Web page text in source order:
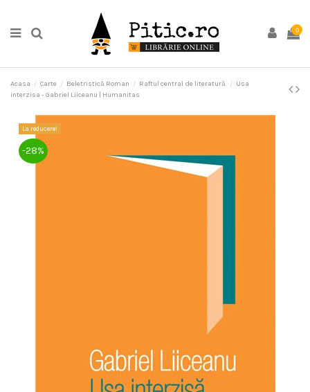
0
Acasa Carte Beletristică Roman Raftul central de literatură
Usa
interzisa - Gabriel Liiceanu | Humanitas
La reducere!
-28%